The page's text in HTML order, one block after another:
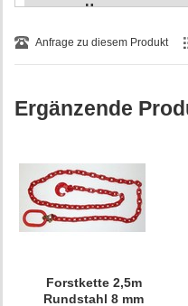
SCHÄKEL-
BILD 2 ZEIGT
DIE KETTE
GLIEDERN
Anfrage zu diesem Produkt
Ergänzende
Forstkette 2,5m
Rundstahl 8 mm